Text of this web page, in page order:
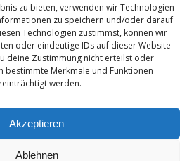
zu bieten, verwenden wir Technologien
zu speichern und/oder darauf
Technologien zustimmst, können wir
oder eindeutige IDs auf dieser Website
deine Zustimmung nicht erteilst oder
bestimmte Merkmale und Funktionen
werden.
Akzeptieren
Ablehnen
Film
Kamerateam
Camera Crew
Privacy Policy